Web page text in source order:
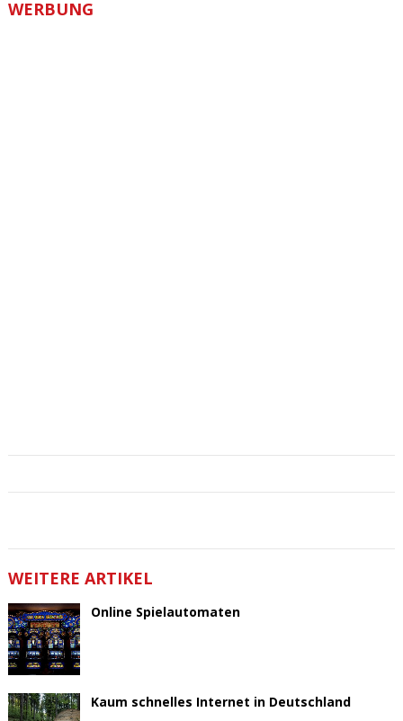
WERBUNG
WEITERE ARTIKEL
Online Spielautomaten
Kaum schnelles Internet in Deutschland